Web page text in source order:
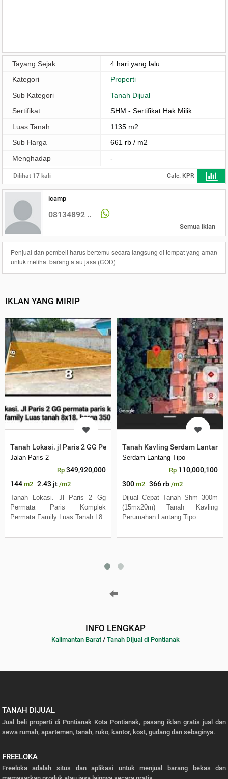
Tayang Sejak
4 hari yang lalu
Kategori
Properti
Sub Kategori
Tanah Dijual
Sertifikat
SHM - Sertifikat Hak Milik
Luas Tanah
1135 m2
Sub Harga
661 rb / m2
Menghadap
-
Dilihat 17 kali Calc. KPR
icamp
08134892 ..
Semua iklan
Penjual dan pembeli harus bertemu secara langsung di tempat yang aman
untuk melihat barang atau jasa (COD)
IKLAN YANG MIRIP
Tanah Lokasi. jl Paris 2 GG Permata Paris Komplek Permata Family
Jalan Paris 2
Rp 349,920,000
144 m2 2.43 jt /m2
Tanah Lokasi. Jl Paris 2 Gg
Permata Paris Komplek
Permata Family Luas Tanah L8
Tanah Kavling Serdam Lantang
Serdam Lantang Tipo
Rp 110,000,100
300 m2 366 rb /m2
Dijual Cepat Tanah Shm 300m
(15mx20m) Tanah Kavling
Perumahan Lantang Tipo
INFO LENGKAP
Kalimantan Barat / Tanah Dijual di Pontianak
TANAH DIJUAL
Jual beli properti di Pontianak Kota Pontianak, pasang iklan gratis jual dan
sewa rumah, apartemen, tanah, ruko, kantor, kost, gudang dan sebaginya.
FREELOKA
Freeloka adalah situs dan aplikasi untuk menjual barang bekas dan